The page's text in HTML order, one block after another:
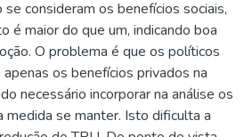
consideram os benefícios sociais,
é maior do que um, indicando boa
O problema é que os políticos
os benefícios privados na
necessário incorporar na análise os
medida se manter. Isto dificulta a